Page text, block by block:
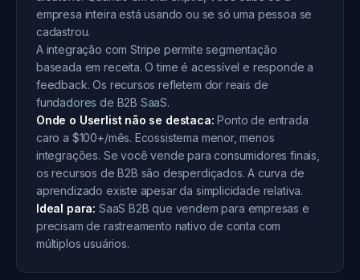
empresa inteira está usando ou se só uma pessoa se
cadastrou.
A integração com Stripe permite segmentação
baseada em receita. O time é acessível e responde a
feedback. Os recursos refletem dor reais de
fundadores de B2B SaaS.
Onde o Userlist não se destaca: Ponto de entrada
caro a $100+/mês. Ecossistema menor, menos
integrações. Se você vende para consumidores finais,
os recursos de B2B são desperdiçados. A curva de
aprendizado existe apesar da simplicidade relativa.
Ideal para: SaaS B2B que vendem para empresas e
precisam de rastreamento nativo de conta com
múltiplos usuários.